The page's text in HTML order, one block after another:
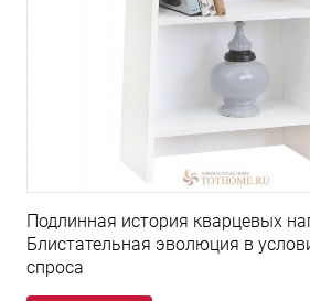
Подлинная история кварцевых
Блистательная эволюция в
спроса